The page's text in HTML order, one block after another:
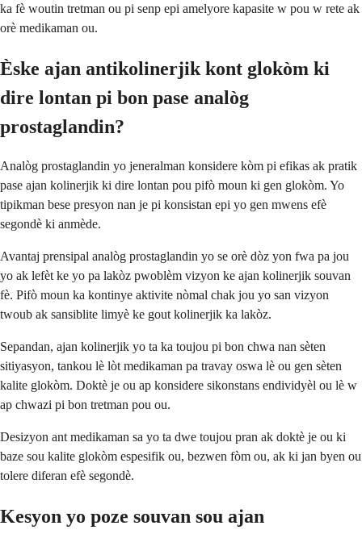
ka fè woutin tretman ou pi senp epi amelyore kapasite w pou w rete ak
orè medikaman ou.
Èske ajan antikolinerjik kont glokòm ki
dire lontan pi bon pase analòg
prostaglandin?
Analòg prostaglandin yo jeneralman konsidere kòm pi efikas ak pratik
pase ajan kolinerjik ki dire lontan pou pifò moun ki gen glokòm. Yo
tipikman bese presyon nan je pi konsistan epi yo gen mwens efè
segondè ki anmède.
Avantaj prensipal analòg prostaglandin yo se orè dòz yon fwa pa jou
yo ak lefèt ke yo pa lakòz pwoblèm vizyon ke ajan kolinerjik souvan
fè. Pifò moun ka kontinye aktivite nòmal chak jou yo san vizyon
twoub ak sansiblite limyè ke gout kolinerjik ka lakòz.
Sepandan, ajan kolinerjik yo ta ka toujou pi bon chwa nan sèten
sitiyasyon, tankou lè lòt medikaman pa travay oswa lè ou gen sèten
kalite glokòm. Doktè je ou ap konsidere sikonstans endividyèl ou lè w
ap chwazi pi bon tretman pou ou.
Desizyon ant medikaman sa yo ta dwe toujou pran ak doktè je ou ki
baze sou kalite glokòm espesifik ou, bezwen fòm ou, ak ki jan byen ou
tolere diferan efè segondè.
Kesyon yo poze souvan sou ajan